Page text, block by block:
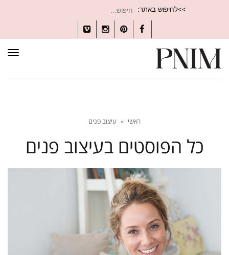
>>לחיפוש באתר:
עבור:
Facebook
Pinterest
Instagram
Vimeo
ראשי » עיצוב פנים
כל הפוסטים בעיצוב פנים